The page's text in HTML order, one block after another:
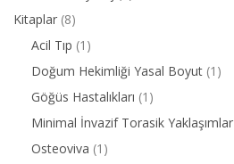
Kitaplar (8)
Acil Tıp (1)
Doğum Hekimliği Yasal Boyut (1)
Göğüs Hastalıkları (1)
Minimal İnvazif Torasik Yaklaşımlar
Osteoviva (1)